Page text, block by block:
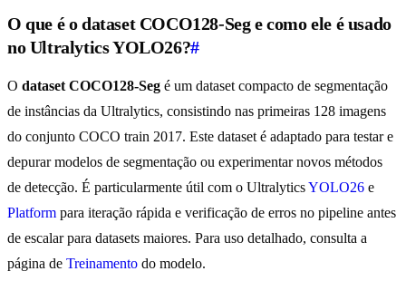
O que é o dataset COCO128-Seg e como ele é usado
no Ultralytics YOLO26?#
O dataset COCO128-Seg é um dataset compacto de segmentação
de instâncias da Ultralytics, consistindo nas primeiras 128 imagens
do conjunto COCO train 2017. Este dataset é adaptado para testar e
depurar modelos de segmentação ou experimentar novos métodos
de detecção. É particularmente útil com o UltralyticsYOLO26 e
Platform para iteração rápida e verificação de erros no pipeline antes
de escalar para datasets maiores. Para uso detalhado, consulta a
página de Treinamento do modelo.